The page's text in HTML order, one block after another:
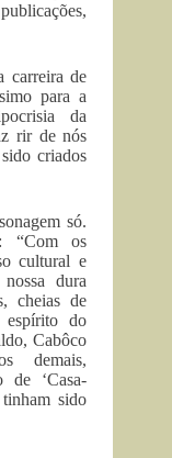
carreira de
para a
da
rir de nós
criados
só.
“Com os
cultural e
dura
cheias de
espírito do
Cabôco
demais,
de ‘Casa-
sido